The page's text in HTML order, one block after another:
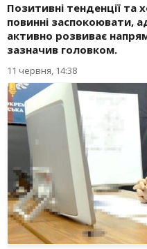
Позитивні тенденції та
повинні заспокоювати,
активно розвиває
зазначив головком.
11 червня, 14:38